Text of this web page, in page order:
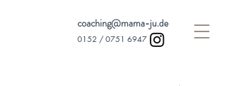
coaching@mama-ju.de
0152 / 0751 6947